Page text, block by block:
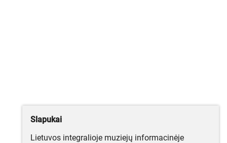
Slapukai
Lietuvos integralioje muziejų informacinėje